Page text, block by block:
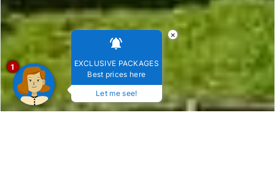
×
EXCLUSIVE PACKAGES
Best prices here
Let me see!
1